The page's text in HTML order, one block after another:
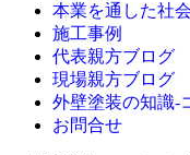
本業を通した社
施工事例
代表親方ブログ
現場親方ブログ
外壁塗装の知識‐
お問合せ